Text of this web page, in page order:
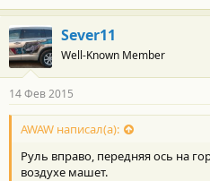
Sever11
Well-Known Member
14 Фев 2015
AWAW написал(а):
Руль вправо, передняя ось на
воздухе машет.